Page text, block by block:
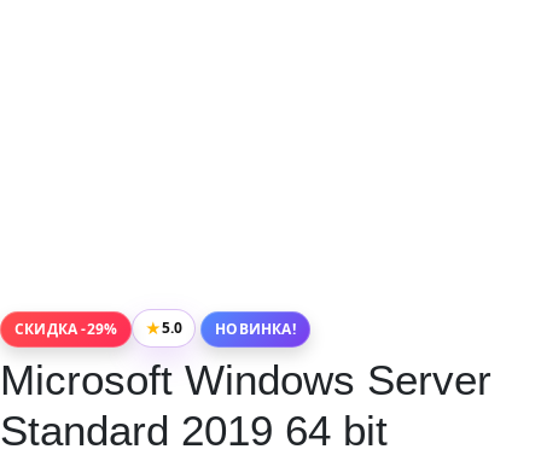
СКИДКА -29% ★5.0 НОВИНКА!
Microsoft Windows Server
Standard 2019 64 bit